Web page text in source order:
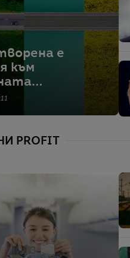
е
към
отвъд
PROFIT